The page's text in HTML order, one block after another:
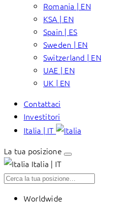
Romania | EN
KSA | EN
Spain | ES
Sweden | EN
Switzerland | EN
UAE | EN
UK | EN
Contattaci
Investitori
Italia | IT
La tua posizione
Italia | IT
Worldwide